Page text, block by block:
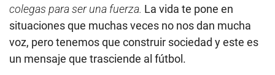
colegas para ser una fuerza. La vida te pone en
situaciones que muchas veces no nos dan mucha
voz, pero tenemos que construir sociedad y este es
un mensaje que trasciende al fútbol.